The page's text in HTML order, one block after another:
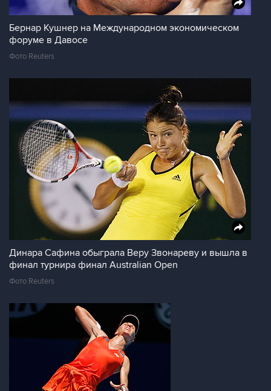
Бернар Кушнер на Международном экономическом
форуме в Давосе
Фото Reuters
Динара Сафина обыграла Веру Звонареву и вышла в
финал турнира финал Australian Open
Фото Reuters